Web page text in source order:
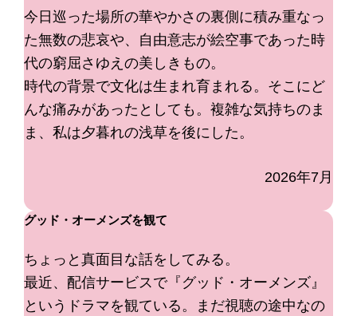
今日巡った場所の華やかさの裏側に積み重なっ
た無数の悲哀や、自由意志が絵空事であった時
代の窮屈さゆえの美しきもの。
時代の背景で文化は生まれ育まれる。そこにど
んな痛みがあったとしても。複雑な気持ちのま
ま、私は夕暮れの浅草を後にした。
2026年7月
グッド・オーメンズを観て
ちょっと真面目な話をしてみる。
最近、配信サービスで『グッド・オーメンズ』
というドラマを観ている。まだ視聴の途中なの